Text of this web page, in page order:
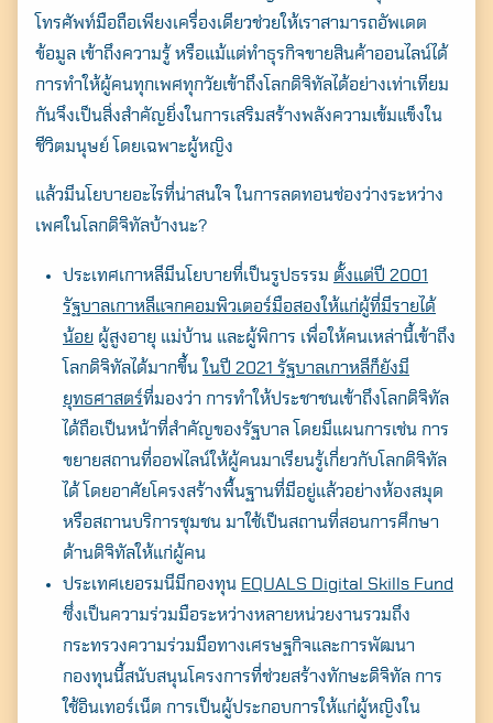
โทรศัพท์มือถือเพียงเครื่องเดียวช่วยให้เราสามารถอัพเดต
ข้อมูล เข้าถึงความรู้ หรือแม้แต่ทำธุรกิจขายสินค้าออนไลน์ได้
การทำให้ผู้คนทุกเพศทุกวัยเข้าถึงโลกดิจิทัลได้อย่างเท่าเทียม
กันจึงเป็นสิ่งสำคัญยิ่งในการเสริมสร้างพลังความเข้มแข็งใน
ชีวิตมนุษย์ โดยเฉพาะผู้หญิง
แล้วมีนโยบายอะไรที่น่าสนใจ ในการลดทอนช่องว่างระหว่าง
เพศในโลกดิจิทัลบ้างนะ?
ประเทศเกาหลีมีนโยบายที่เป็นรูปธรรม ตั้งแต่ปี 2001
รัฐบาลเกาหลีแจกคอมพิวเตอร์มือสองให้แก่ผู้ที่มีรายได้
น้อย ผู้สูงอายุ แม่บ้าน และผู้พิการ เพื่อให้คนเหล่านี้เข้าถึง
โลกดิจิทัลได้มากขึ้นในปี 2021 รัฐบาลเกาหลีก็ยังมี
ยุทธศาสตร์ที่มองว่า การทำให้ประชาชนเข้าถึงโลกดิจิทัล
ได้ถือเป็นหน้าที่สำคัญของรัฐบาล โดยมีแผนการเช่น การ
ขยายสถานที่ออฟไลน์ให้ผู้คนมาเรียนรู้เกี่ยวกับโลกดิจิทัล
ได้ โดยอาศัยโครงสร้างพื้นฐานที่มีอยู่แล้วอย่างห้องสมุด
หรือสถานบริการชุมชน มาใช้เป็นสถานที่สอนการศึกษา
ด้านดิจิทัลให้แก่ผู้คน
ประเทศเยอรมนีมีกองทุน EQUALS Digital Skills Fund
ซึ่งเป็นความร่วมมือระหว่างหลายหน่วยงานรวมถึง
กระทรวงความร่วมมือทางเศรษฐกิจและการพัฒนา
กองทุนนี้สนับสนุนโครงการที่ช่วยสร้างทักษะดิจิทัล การ
ใช้อินเทอร์เน็ต การเป็นผู้ประกอบการให้แก่ผู้หญิงใน